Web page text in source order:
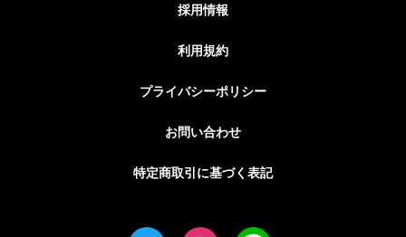
採用情報
利用規約
プライバシーポリシー
お問い合わせ
特定商取引に基づく表記